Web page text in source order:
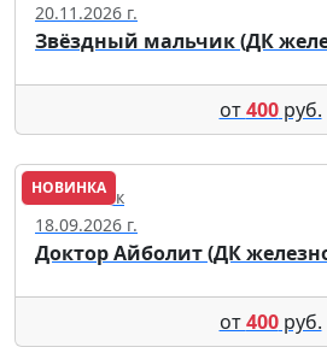
20.11.2026 г.
Звёздный мальчик (ДК
от400руб.
НОВИНКА
Челябинск
18.09.2026 г.
Доктор Айболит (ДК
от400руб.